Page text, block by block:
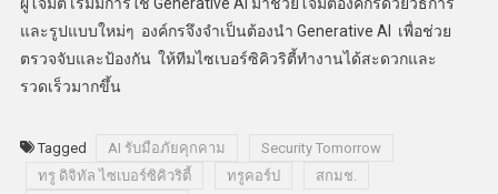
และรูปแบบใหม่ๆ องค์กรจึงจำเป็นต้องนำ Generative AI เพื่อช่วย
ตรวจจับและป้องกัน ให้ทีมไซเบอร์ซิคิวริตี้ทำงานได้สะดวกและ
รวดเร็วมากขึ้น
Tagged AI รับมือภัยคุกคาม
Security Tomorrow
ทรู ดิจิทัล ไซเบอร์ซิคิวริตี้
ทรูคอร์ป สกมช.